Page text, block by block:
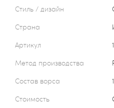
Стиль / дизайн
Страна
Артикул
Метод производства
Состав ворса
Стоимость